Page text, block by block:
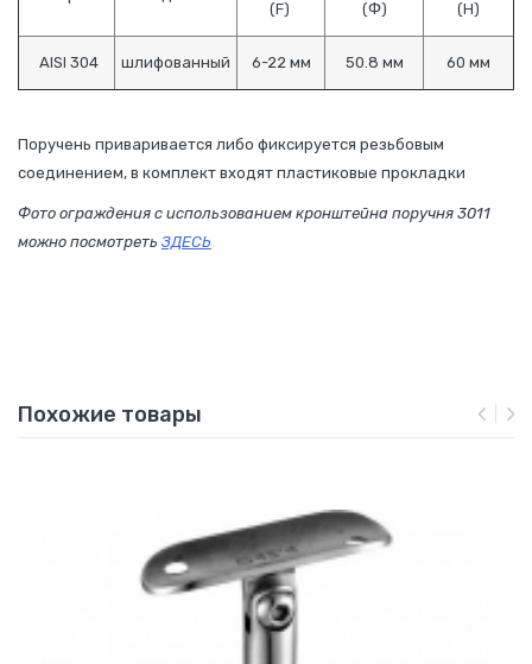
(F)
(Ф) (Н)
AISI 304 шлифованный 6-22 мм 50.8 мм 60 мм
Поручень приваривается либо фиксируется резьбовым
соединением, в комплект входят пластиковые прокладки
Фото ограждения с использованием кронштейна поручня 3011
можно посмотреть ЗДЕСЬ
Похожие товары